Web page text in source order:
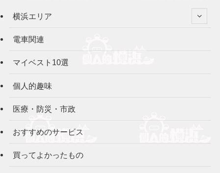
横浜エリア
電車関連
マイベスト10選
個人的趣味
医療・防災・市政
おすすめのサービス
買ってよかったもの